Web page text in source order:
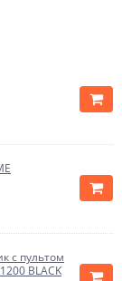
с пультом
BLACK